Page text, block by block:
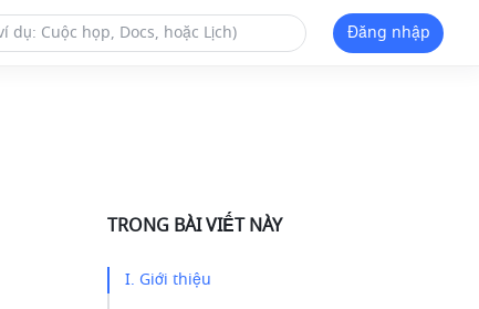
Đăng nhập
TRONG BÀI VIẾT NÀY
I. Giới thiệu​